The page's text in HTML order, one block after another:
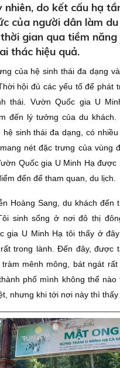
nhiên, do kết cấu hạ
của người dân làm
gian qua tiềm
thác hiệu quả.
của hệ sinh thái đa dạng
hội đủ các yếu tố để phát
thái. Vườn Quốc gia U
đến lý tưởng của du
hệ sinh thái đa dạng, có
nét đặc trưng của vùng
Quốc gia U Minh Hạ được
đến để tham quan, du lịch.
Hoàng Sang, du khách đến
sinh sống ở nơi đô thị
gia U Minh Hạ tôi thấy ở
trong lành. Ðến đây, được
mênh mông, bát ngát
phố mình không thể nào
nhưng khi tới nơi này thì thấy